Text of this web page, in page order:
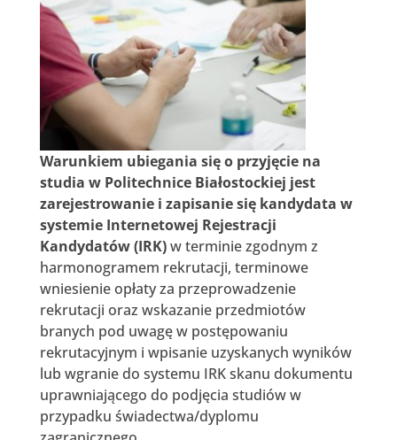
Warunkiem ubiegania się o przyjęcie na
studia w Politechnice Białostockiej jest
zarejestrowanie i zapisanie się kandydata w
systemie Internetowej Rejestracji
Kandydatów (IRK)w terminie zgodnym z
harmonogramem rekrutacji, terminowe
wniesienie opłaty za przeprowadzenie
rekrutacji oraz wskazanie przedmiotów
branych pod uwagę w postępowaniu
rekrutacyjnym i wpisanie uzyskanych wyników
lub wgranie do systemu IRK skanu dokumentu
uprawniającego do podjęcia studiów w
przypadku świadectwa/dyplomu